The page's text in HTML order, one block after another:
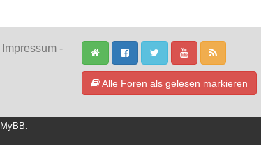
Impressum -
Alle Foren als gelesen markieren
MyBB